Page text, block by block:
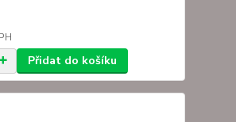
Přidat do košíku